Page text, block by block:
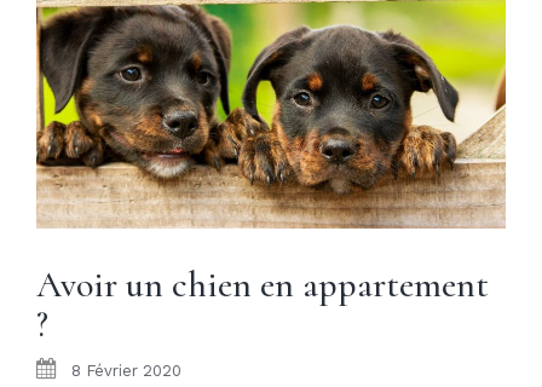
Avoir un chien en appartement
?
8 Février 2020